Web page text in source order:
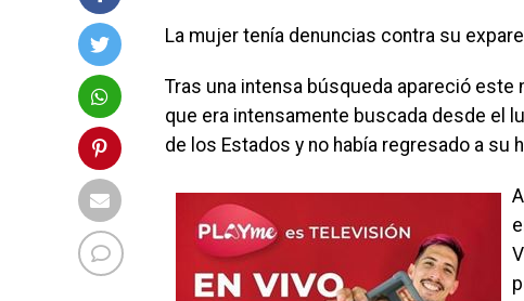
La mujer tenía denuncias contra su
Tras una intensa búsqueda apareció
que era intensamente buscada desde el
de los Estados y no había regresado a su